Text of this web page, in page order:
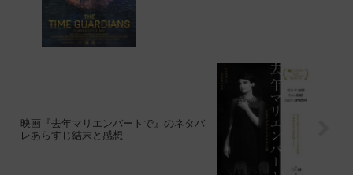
映画『去年マリエンバートで』のネタバ
レあらすじ結末と感想